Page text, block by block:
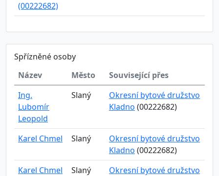
(00222682)
Spřízněné osoby
Název
Město
Související přes
Ing.
Lubomír
Leopold
Slaný
Okresní bytové družstvo
Kladno (00222682)
Karel Chmel Slaný
Okresní bytové družstvo
Kladno (00222682)
Karel Chmel
Slaný
Okresní bytové družstvo